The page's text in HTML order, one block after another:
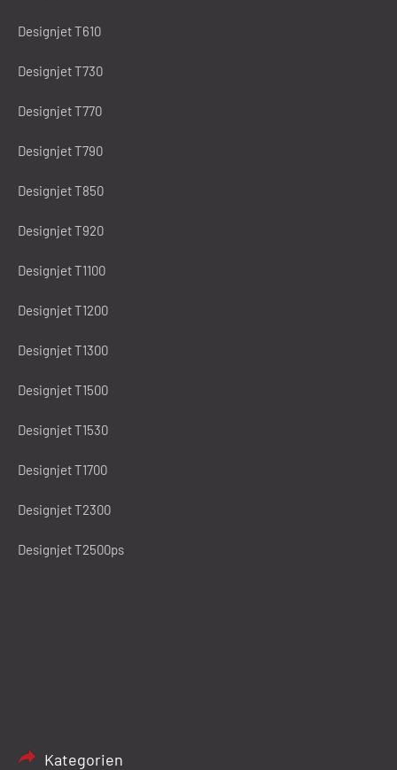
Designjet T610
Designjet T730
Designjet T770
Designjet T790
Designjet T850
Designjet T920
Designjet T1100
Designjet T1200
Designjet T1300
Designjet T1500
Designjet T1530
Designjet T1700
Designjet T2300
Designjet T2500ps
Kategorien